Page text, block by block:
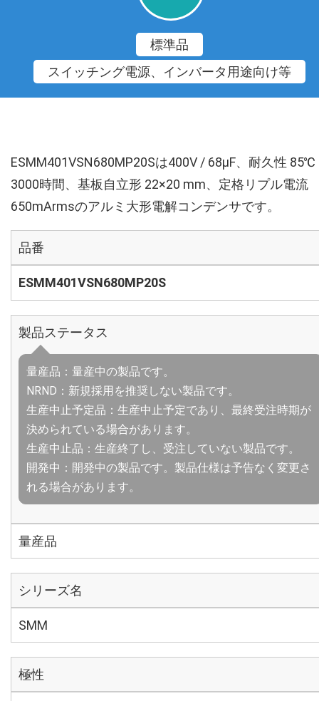
標準品
スイッチング電源、インバータ用途向け等
ESMM401VSN680MP20Sは400V / 68µF、耐久性 85℃
3000時間、基板自立形 22×20 mm、定格リプル電流
650mArmsのアルミ大形電解コンデンサです。
品番
ESMM401VSN680MP20S
製品ステータス
量産品：量産中の製品です。
NRND：新規採用を推奨しない製品です。
生産中止予定品：生産中止予定であり、最終受注時期が
決められている場合があります。
生産中止品：生産終了し、受注していない製品です。
開発中：開発中の製品です。製品仕様は予告なく変更さ
れる場合があります。
量産品
シリーズ名
SMM
極性